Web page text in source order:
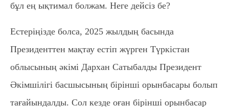
бұл ең ықтимал болжам. Неге дейсіз бе?
Естеріңізде болса, 2025 жылдың басында
Президенттен мақтау естіп жүрген Түркістан
облысының әкімі Дархан Сатыбалды Президент
Әкімшілігі басшысының бірінші орынбасары болып
тағайындалды. Сол кезде оған бірінші орынбасар